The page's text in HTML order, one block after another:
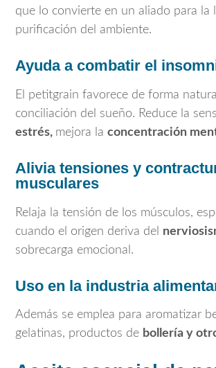
que lo convierte en un aliado para la
purificación del ambiente.
Ayuda a combatir el
El petitgrain favorece de forma
conciliación del sueño. Reduce la
estrés, mejora la concentración
Alivia tensiones y
musculares
Relaja la tensión de los músculos,
cuando el origen deriva del
sobrecarga emocional.
Uso en la industria
Además se emplea para aromatizar
gelatinas, productos de bollería y